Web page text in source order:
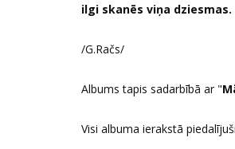
ilgi skanēs viņa dziesmas.
/G.Račs/
Albums tapis sadarbībā ar "
Visi albuma ierakstā